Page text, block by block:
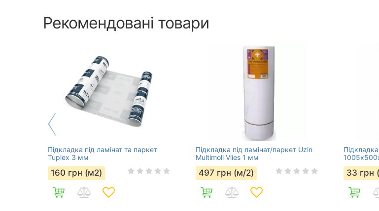
Рекомендовані товари
Підкладка під ламінат та паркет
Tuplex 3 мм
160 грн (м2)
Підкладка під ламінат/паркет Uzin
Multimoll Vlies 1 мм
497 грн (м/2) 33 грн